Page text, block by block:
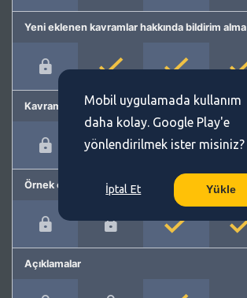
Yeni eklenen kavramlar hakkında bildirim alma
Kavram önerme
Örnek cümleler
Açıklamalar
Mobil uygulamada kullanım
daha kolay. Google Play'e
yönlendirilmek ister misiniz?
İptal Et Yükle